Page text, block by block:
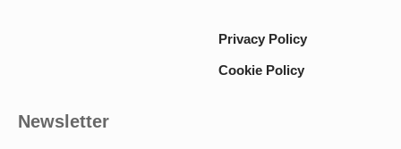
Privacy Policy
Cookie Policy
Newsletter